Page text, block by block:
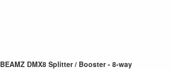
BEAMZ DMX8 Splitter / Booster - 8-way